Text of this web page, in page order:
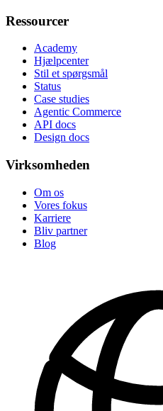
Ressourcer
Academy
Hjælpcenter
Stil et spørgsmål
Status
Case studies
Agentic Commerce
API docs
Design docs
Virksomheden
Om os
Vores fokus
Karriere
Bliv partner
Blog